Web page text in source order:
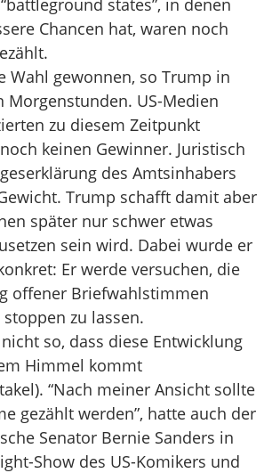
states”, in denen
Chancen hat, waren noch
Wahl gewonnen, so Trump in
Morgenstunden. US-Medien
zu diesem Zeitpunkt
keinen Gewinner. Juristisch
des Amtsinhabers
Trump schafft damit aber
später nur schwer etwas
sein wird. Dabei wurde er
Er werde versuchen, die
offener Briefwahlstimmen
zu lassen.
so, dass diese Entwicklung
Himmel kommt
“Nach meiner Ansicht sollte
gezählt werden”, hatte auch der
Senator Bernie Sanders in
Show des US-Komikers und